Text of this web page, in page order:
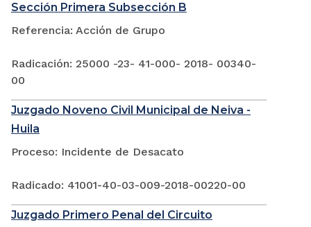
Sección Primera Subsección B
Referencia: Acción de Grupo
Radicación: 25000 -23- 41-000- 2018- 00340-
00
Juzgado Noveno Civil Municipal de Neiva -
Huila
Proceso: Incidente de Desacato
Radicado: 41001-40-03-009-2018-00220-00
Juzgado Primero Penal del Circuito